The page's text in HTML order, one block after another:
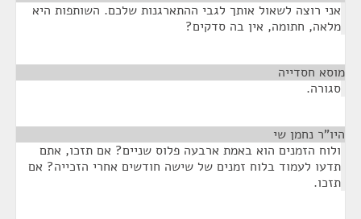
אני רוצה לשאול אותך לגבי ההתארגנות שלכם. השותפות היא
מלאה, חתומה, אין בה סדקים?
מוסא חסדייה
סגורה.
היו"ר נחמן שי
ולוח הזמנים הוא באמת ארבעה פלוס שניים? אם תזכו, אתם
תדעו לעמוד בלוח זמנים של שישה חודשים אחרי הזכייה? אם
תזכו.